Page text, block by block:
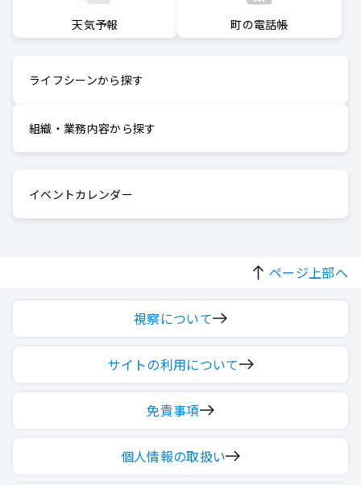
天気予報 町の電話帳
ライフシーンから探す
組織・業務内容から探す
イベントカレンダー
ページ上部へ
視察について
サイトの利用について
免責事項
個人情報の取扱い